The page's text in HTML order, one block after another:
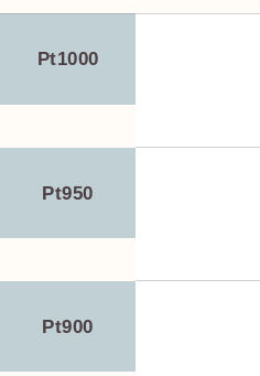
Pt1000
Pt950
Pt900